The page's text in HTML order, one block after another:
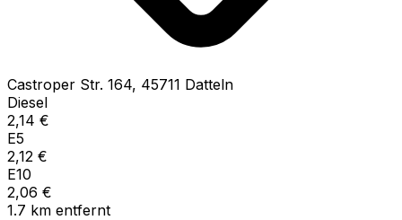
Castroper Str. 164, 45711 Datteln
Diesel
2,14 €
E5
2,12 €
E10
2,06 €
1.7 km entfernt